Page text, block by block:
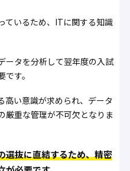
ているため、ITに関する知識
ータを分析して翌年度の入試
す。
高い意識が求められ、データ
厳重な管理が不可欠となりま
選抜に直結するため、精密